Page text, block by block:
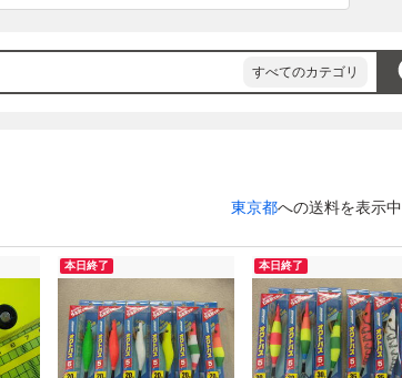
ご連絡は省略させていただいております。翌日までに
当方の指定業者での元払い出荷にご理解下さい
ご連絡頂き、落札より5日以内に入金頂けない場合は
す
すべてのカテゴリ
東京都への送料を表示中
本日終了 本日終了